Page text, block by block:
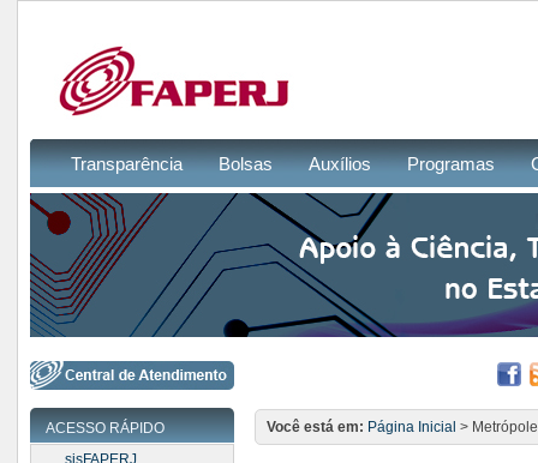
Transparência Bolsas Auxílios Programas
ACESSO RÁPIDO
sisFAPERJ
Você está em: Página Inicial >